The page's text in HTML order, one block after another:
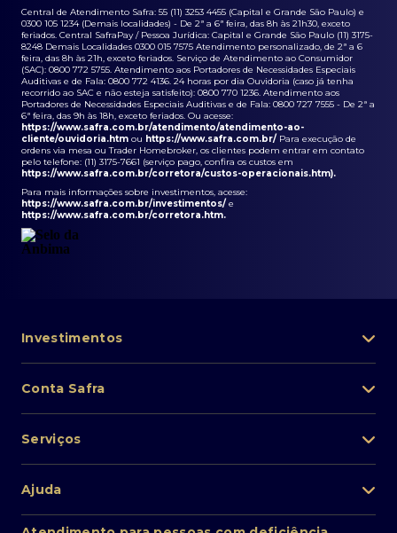
Central de Atendimento Safra: 55 (11) 3253 4455 (Capital e Grande São Paulo) e
0300 105 1234 (Demais localidades) - De 2ª a 6ª feira, das 8h às 21h30, exceto
feriados. Central SafraPay / Pessoa Jurídica: Capital e Grande São Paulo (11) 3175-
8248 Demais Localidades 0300 015 7575 Atendimento personalizado, de 2ª a 6
feira, das 8h às 21h, exceto feriados. Serviço de Atendimento ao Consumidor
(SAC): 0800 772 5755. Atendimento aos Portadores de Necessidades Especiais
Auditivas e de Fala: 0800 772 4136. 24 horas por dia Ouvidoria (caso já tenha
recorrido ao SAC e não esteja satisfeito): 0800 770 1236. Atendimento aos
Portadores de Necessidades Especiais Auditivas e de Fala: 0800 727 7555 - De 2ª a
6ª feira, das 9h às 18h, exceto feriados. Ou acesse:
https://www.safra.com.br/atendimento/atendimento-ao-
cliente/ouvidoria.htm ou https://www.safra.com.br/ Para execução de
ordens via mesa ou Trader Homebroker, os clientes podem entrar em contato
pelo telefone: (11) 3175-7661 (serviço pago, confira os custos em
https://www.safra.com.br/corretora/custos-operacionais.htm).
Para mais informações sobre investimentos, acesse:
https://www.safra.com.br/investimentos/ e
https://www.safra.com.br/corretora.htm.
Investimentos
Lista de fundos de investimento
Private Banking
Renda fixa
Conta Safra
Pessoa Física
Cartões
Empréstimos e financiamentos
Serviços
Perda/roubo de celular
Ajuda
Atendimento ao cliente